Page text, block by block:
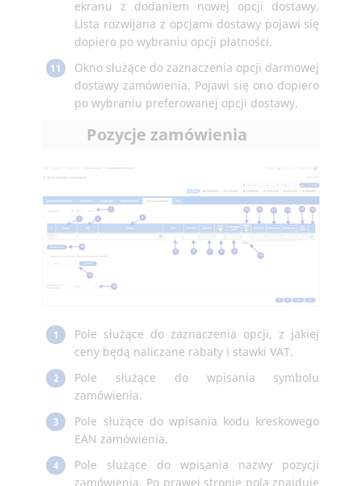
ekranu z dodaniem nowej opcji dostawy.
Lista rozwijana z opcjami dostawy pojawi się
dopiero po wybraniu opcji płatności.
11
Okno służące do zaznaczenia opcji darmowej
dostawy zamówienia. Pojawi się ono dopiero
po wybraniu preferowanej opcji dostawy.
Pozycje zamówienia
1
Pole służące do zaznaczenia opcji, z jakiej
ceny będą naliczane rabaty i stawki VAT.
2
Pole służące do wpisania symbolu
zamówienia.
3
Pole służące do wpisania kodu kreskowego
EAN zamówienia.
4
Pole służące do wpisania nazwy pozycji
zamówienia. Po prawej stronie pola znajduje